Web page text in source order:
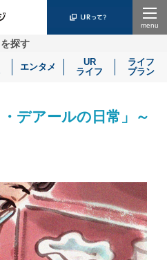
探す
エンタメ
UR
ライフ
ライフ
プラン
デアールの日常」～